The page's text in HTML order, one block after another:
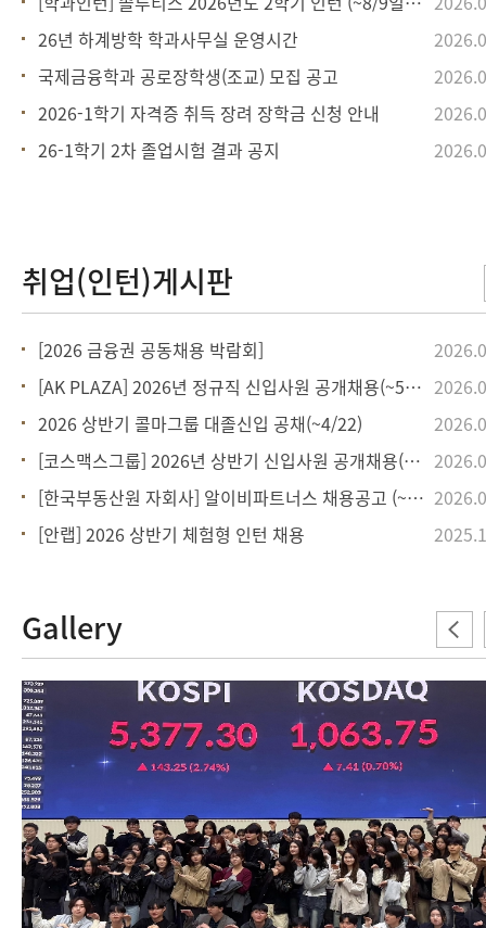
26년 하계방학 학과사무실 운영시간
국제금융학과 공로장학생(조교) 모집 공고
2026-1학기 자격증 취득 장려 장학금 신청 안내
26-1학기 2차 졸업시험 결과 공지
[2026 금융권 공동채용 박람회]
[AK PLAZA] 2026년 정규직 신입사원 공개채용(~5/18)
2026 상반기 콜마그룹 대졸신입 공채(~4/22)
[코스맥스그룹] 2026년 상반기 신입사원 공개채용(~4/6)
[한국부동산원 자회사] 알이비파트너스 채용공고 (~1/25)
[안랩] 2026 상반기 체험형 인턴 채용
Gallery